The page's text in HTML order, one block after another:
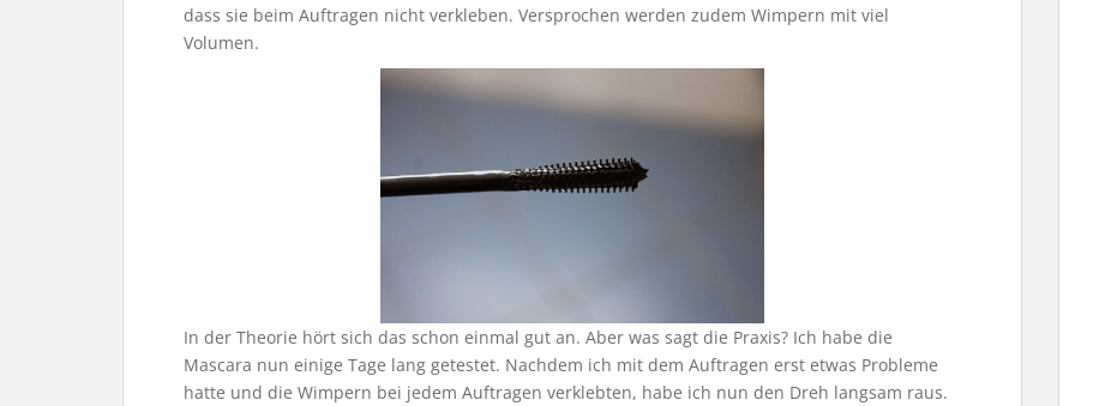
dass sie beim Auftragen nicht verkleben. Versprochen werden zudem Wimpern mit viel
Volumen.
In der Theorie hört sich das schon einmal gut an. Aber was sagt die Praxis? Ich habe die
Mascara nun einige Tage lang getestet. Nachdem ich mit dem Auftragen erst etwas Probleme
hatte und die Wimpern bei jedem Auftragen verklebten, habe ich nun den Dreh langsam raus.